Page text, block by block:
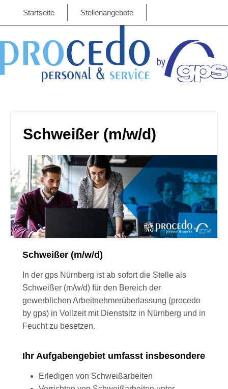
Startseite Stellenangebote
Schweißer (m/w/d)
Schweißer (m/w/d)
In der gps Nürnberg ist ab sofort die Stelle als
Schweißer (m/w/d) für den Bereich der
gewerblichen Arbeitnehmerüberlassung (procedo
by gps) in Vollzeit mit Dienstsitz in Nürnberg und in
Feucht zu besetzen.
Ihr Aufgabengebiet umfasst insbesondere
Erledigen von Schweißarbeiten